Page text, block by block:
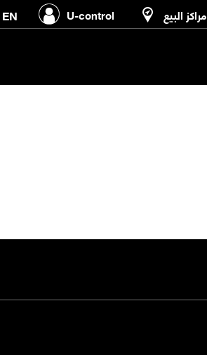
مراكز البيع U-control
EN